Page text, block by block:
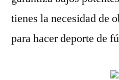
tienes la necesidad de
para hacer deporte de